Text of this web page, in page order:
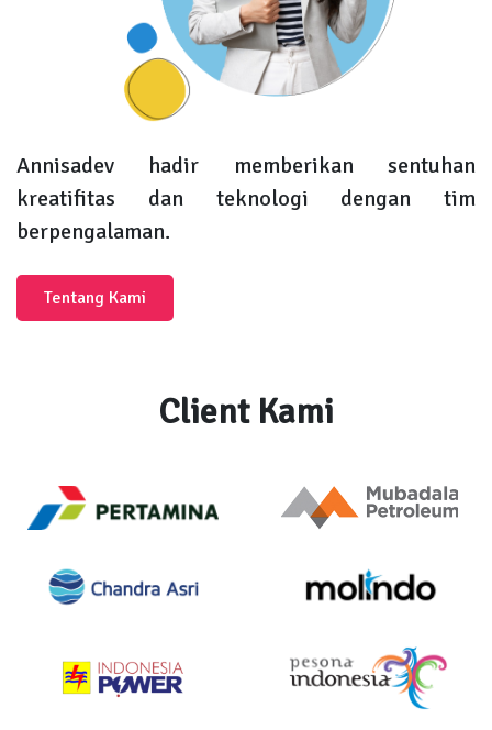
Annisadev hadir memberikan sentuhan
kreatifitas dan teknologi dengan tim
berpengalaman.
Tentang Kami
Client Kami